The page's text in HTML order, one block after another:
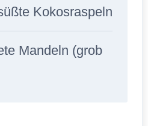
Kokosraspeln
Mandeln (grob